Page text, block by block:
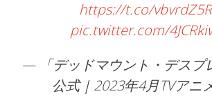
https://t.co/
pic.twitter.com/
— 「デッドマウント・デスプ
公式｜2023年4月TVアニ